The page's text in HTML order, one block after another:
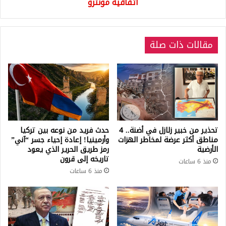
مقالات ذات صلة
تحذير من خبير زلازل في أضنة.. 4
مناطق أكثر عرضة لمخاطر الهزات
الأرضية
منذ 6 ساعات
حدث فريد من نوعه بين تركيا
وأرمينيا! إعادة إحياء جسر “آني”
رمز طريق الحرير الذي يعود
تاريخه إلى قرون
منذ 6 ساعات